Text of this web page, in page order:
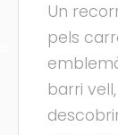
Un
pels
barri